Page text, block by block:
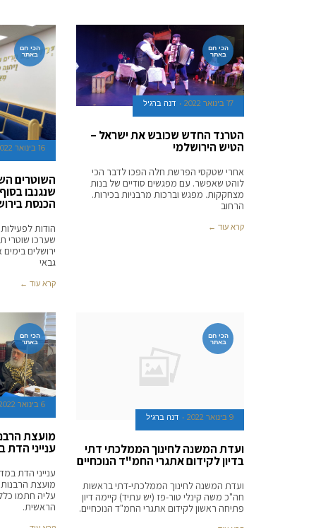
הכי חם
באתר
17 בינואר 2022 דנה ברגיל
הטרנד החדש שכובש את ישראל –
הטיש הירושלמי
אחרי שטקסי הפרשת חלה הפכו לדבר הכי
לוהט שאפשר. עם מפגשים סודיים של בנות
מצחקקות. מפגש וברכות מרבניות בכירות.
הרחוב
קרא עוד ←
הכי חם
באתר
16 בינואר 2022
השוטרים
שנגנבו
הכנסת
הודות
שערכו שוטרי
ירושלים
גבאי
קרא עוד ←
הכי חם
באתר
9 בינואר 2022 דנה ברגיל
ועדת המשנה לחינוך הממלכתי דתי
בדיון לקידום אתגרי החמ"ד הנוכחיים
ועדת המשנה לחינוך הממלכתי-דתי בראשות
חה"כ משה קינלי טור-פז (יש עתיד) קיימה דיון
פתיחה ראשון לקידום אתגרי החמ"ד הנוכחיים.
הכי חם
באתר
6 בינואר 2022
מועצת
ענייני הדת
ענייני הדת
מועצת
עליה חתמו
הראשית.